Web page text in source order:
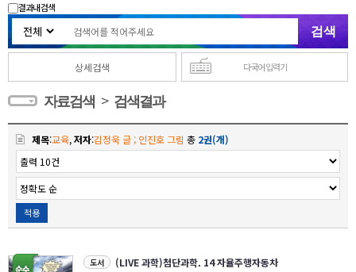
결과내 검색
상세검색 다국어 입력기
자료검색 > 검색결과
제목:교육,저자:김정욱 글 ; 인진호 그림 총 2권(개)
적용
도서 (LIVE 과학)첨단과학. 14 자율주행자동차